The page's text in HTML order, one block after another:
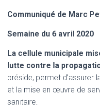
Communiqué de Marc
Semaine du 6 avril 2020
La cellule municipale
lutte contre la
préside, permet d’assurer
et la mise en œuvre de
sanitaire.